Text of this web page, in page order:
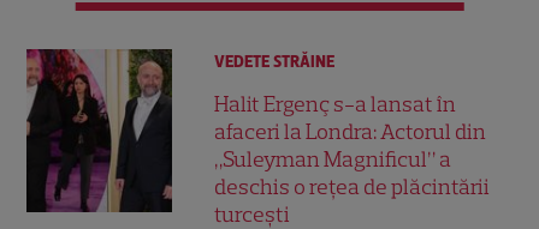
VEDETE STRĂINE
Halit Ergenç s-a lansat în
afaceri la Londra: Actorul din
„Suleyman Magnificul” a
deschis o rețea de plăcintării
turcești